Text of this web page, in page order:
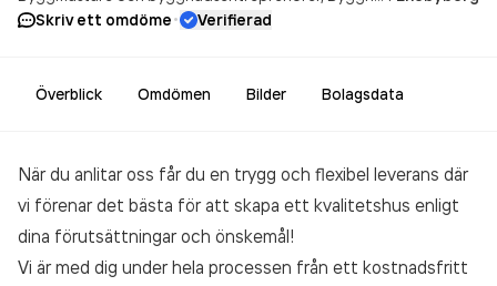
Skriv ett omdöme· Verifierad
Överblick Omdömen Bilder Bolagsdata
När du anlitar oss får du en trygg och flexibel leverans där
vi förenar det bästa för att skapa ett kvalitetshus enligt
dina förutsättningar och önskemål!
Vi är med dig under hela processen från ett kostnadsfritt